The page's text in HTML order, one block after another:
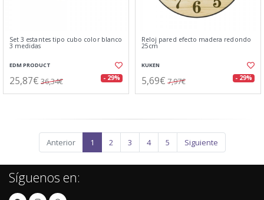
Set 3 estantes tipo cubo color blanco
3 medidas
EDM PRODUCT
25,87€ 36,34€ - 29%
Reloj pared efecto madera redondo
25cm
KUKEN
5,69€ 7,97€ - 29%
Anterior 1 2 3 4 5 Siguiente
Síguenos en: